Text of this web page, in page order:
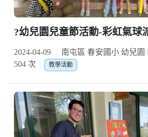
?幼兒園兒童節活動-彩虹氣球
2024-04-09 南屯區 春安國小 幼兒園
504 次
教學活動